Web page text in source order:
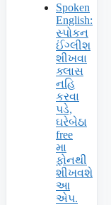
Spoken
English:
સ્પોકન
ઈંગ્લીશ
શીખવા
ક્લાસ
નહિ
કરવા
પડે,
ઘરેબેઠા
free
મા
ફોનથી
શીખવશે
આ
એપ.